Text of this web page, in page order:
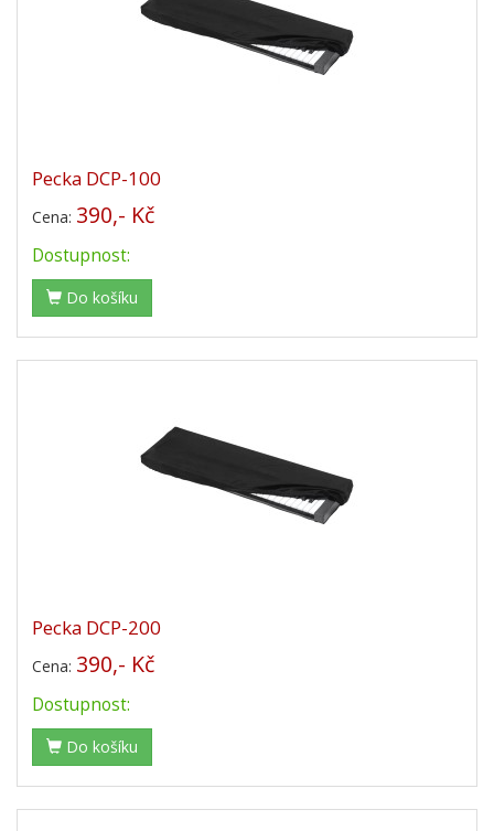
Pecka DCP-100
Cena: 390,- Kč
Dostupnost:
Do košíku
Pecka DCP-200
Cena: 390,- Kč
Dostupnost:
Do košíku